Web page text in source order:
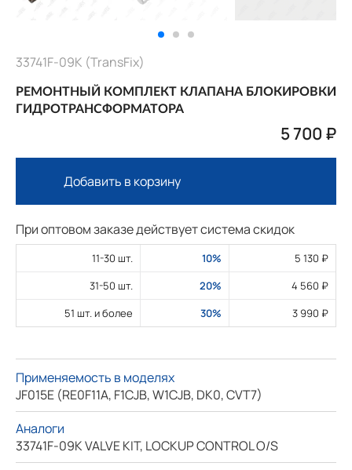
33741F-09K (TransFix)
РЕМОНТНЫЙ КОМПЛЕКТ КЛАПАНА БЛОКИРОВКИ
ГИДРОТРАНСФОРМАТОРА
5 700 ₽
Добавить в корзину
При оптовом заказе действует система скидок
11-30 шт. 10%
5 130 ₽
31-50 шт.
20%
4 560 ₽
51 шт. и более
30% 3 990 ₽
Применяемость в моделях
JF015E (RE0F11A, F1CJB, W1CJB, DK0, CVT7)
Аналоги
33741F-09K VALVE KIT, LOCKUP CONTROL O/S